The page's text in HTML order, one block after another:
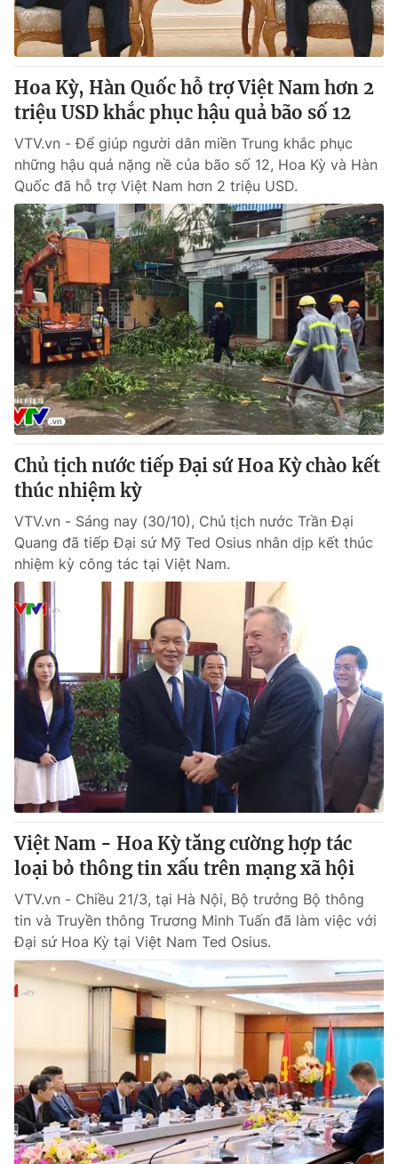
Hoa Kỳ, Hàn Quốc hỗ trợ Việt Nam hơn 2
triệu USD khắc phục hậu quả bão số 12
VTV.vn - Để giúp người dân miền Trung khắc phục
những hậu quả nặng nề của bão số 12, Hoa Kỳ và Hàn
Quốc đã hỗ trợ Việt Nam hơn 2 triệu USD.
Chủ tịch nước tiếp Đại sứ Hoa Kỳ chào kết
thúc nhiệm kỳ
VTV.vn - Sáng nay (30/10), Chủ tịch nước Trần Đại
Quang đã tiếp Đại sứ Mỹ Ted Osius nhân dịp kết thúc
nhiệm kỳ công tác tại Việt Nam.
Việt Nam - Hoa Kỳ tăng cường hợp tác
loại bỏ thông tin xấu trên mạng xã hội
VTV.vn - Chiều 21/3, tại Hà Nội, Bộ trưởng Bộ thông
tin và Truyền thông Trương Minh Tuấn đã làm việc với
Đại sứ Hoa Kỳ tại Việt Nam Ted Osius.